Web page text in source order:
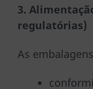
3.
regulatórias)
As